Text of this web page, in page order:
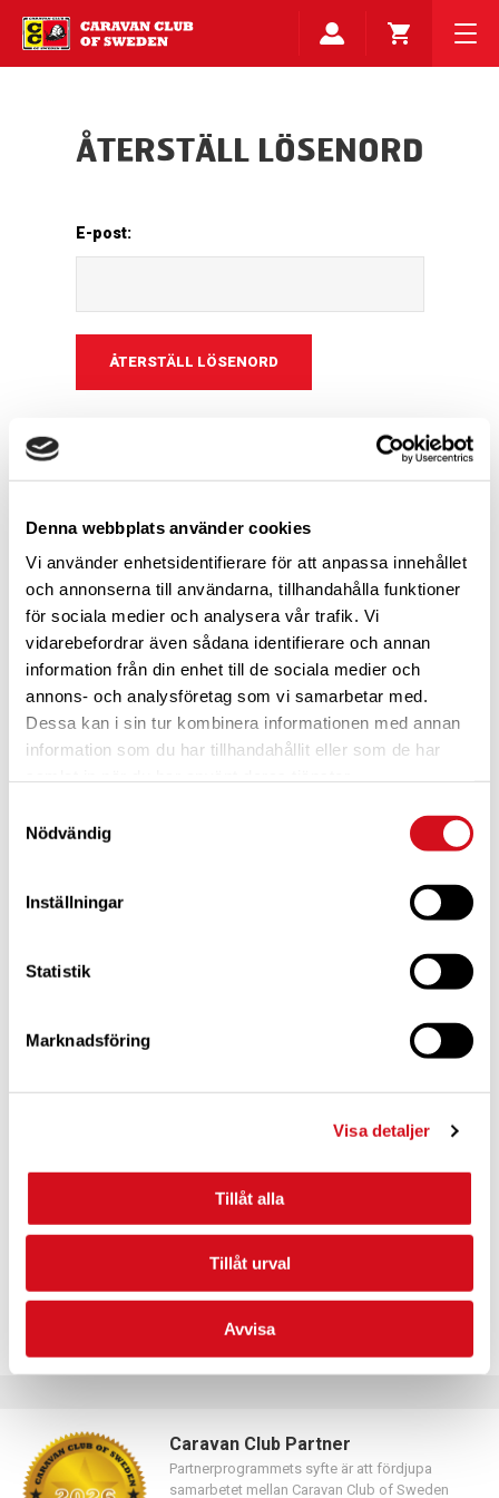
Denna webbplats använder cookies
Vi använder enhetsidentifierare för att anpassa innehållet
och annonserna till användarna, tillhandahålla funktioner
för sociala medier och analysera vår trafik. Vi
vidarebefordrar även sådana identifierare och annan
information från din enhet till de sociala medier och
annons- och analysföretag som vi samarbetar med.
Dessa kan i sin tur kombinera informationen med annan
information som du har tillhandahållit eller som de har
Nödvändig
Inställningar
Statistik
Marknadsföring
Visa detaljer
Tillåt alla
Tillåt urval
Avvisa
ÅTERSTÄLL LÖSENORD
E-post:
Logga in med hjälp av formuläret och följ anvisningarna.
Caravan Club Partner
Partnerprogrammets syfte är att fördjupa
samarbetet mellan Caravan Club of Sweden